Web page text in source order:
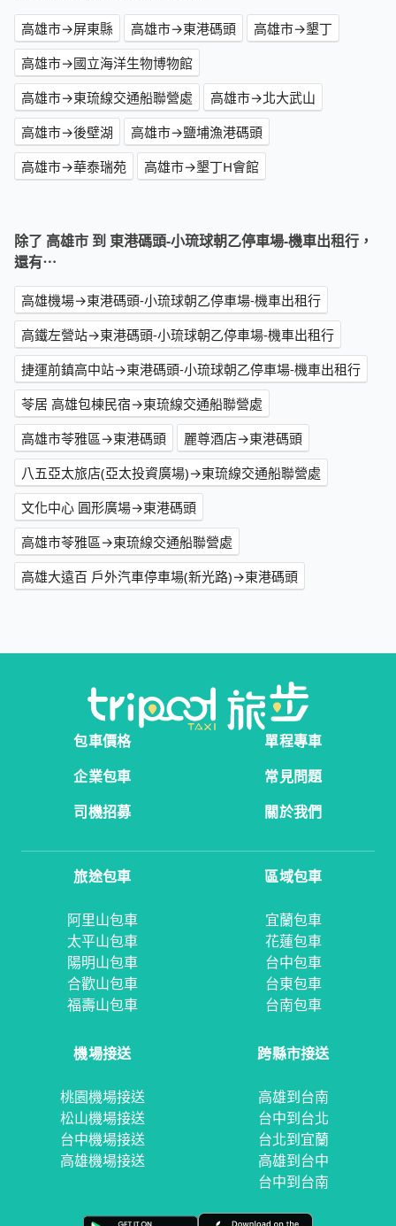
高雄市→屏東縣 高雄市→東港碼頭
高雄市→墾丁
高雄市→國立海洋生物博物館
高雄市→東琉線交通船聯營處
高雄市→北大武山
高雄市→後壁湖
高雄市→鹽埔漁港碼頭
高雄市→華泰瑞苑
高雄市→墾丁H會館
除了 高雄市 到 東港碼頭-小琉球朝乙停車場-機車出租行，
還有⋯
高雄機場→東港碼頭-小琉球朝乙停車場-機車出租行
高鐵左營站→東港碼頭-小琉球朝乙停車場-機車出租行
捷運前鎮高中站→東港碼頭-小琉球朝乙停車場-機車出租行
苓居 高雄包棟民宿→東琉線交通船聯營處
高雄市苓雅區→東港碼頭
麗尊酒店→東港碼頭
八五亞太旅店(亞太投資廣場)→東琉線交通船聯營處
文化中心 圓形廣場→東港碼頭
高雄市苓雅區→東琉線交通船聯營處
高雄大遠百 戶外汽車停車場(新光路)→東港碼頭
包車價格
單程專車
企業包車
常見問題
司機招募
關於我們
旅途包車
阿里山包車
太平山包車
陽明山包車
合歡山包車
福壽山包車
區域包車
宜蘭包車
花蓮包車
台中包車
台東包車
台南包車
機場接送
桃園機場接送
松山機場接送
台中機場接送
高雄機場接送
跨縣市接送
高雄到台南
台中到台北
台北到宜蘭
高雄到台中
台中到台南